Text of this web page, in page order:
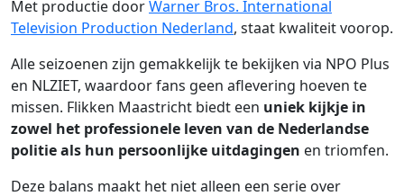
Met productie doorWarner Bros. International
Television Production Nederland, staat kwaliteit voorop.
Alle seizoenen zijn gemakkelijk te bekijken via NPO Plus
en NLZIET, waardoor fans geen aflevering hoeven te
missen. Flikken Maastricht biedt een uniek kijkje in
zowel het professionele leven van de Nederlandse
politie als hun persoonlijke uitdagingen en triomfen.
Deze balans maakt het niet alleen een serie over